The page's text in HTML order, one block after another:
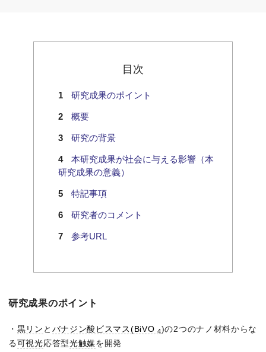
目次
研究成果のポイント
概要
研究の背景
本研究成果が社会に与える影響（本
研究成果の意義）
特記事項
研究者のコメント
参考URL
研究成果のポイント
・ 黒リン と バナジン酸ビスマス(BiVO4)の2つのナノ材料からな
る可視光応答型光触媒を開発